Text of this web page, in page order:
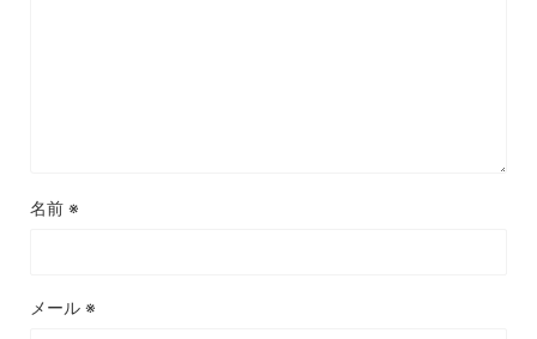
名前 ※
メール ※